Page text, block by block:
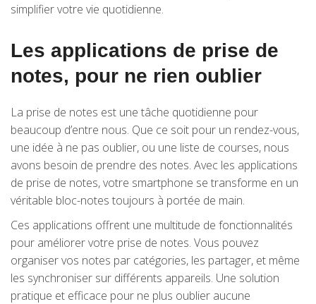
simplifier votre vie quotidienne.
Les applications de prise de
notes, pour ne rien oublier
La prise de notes est une tâche quotidienne pour
beaucoup d’entre nous. Que ce soit pour un rendez-vous,
une idée à ne pas oublier, ou une liste de courses, nous
avons besoin de prendre des notes. Avec les applications
de prise de notes, votre smartphone se transforme en un
véritable bloc-notes toujours à portée de main.
Ces applications offrent une multitude de fonctionnalités
pour améliorer votre prise de notes. Vous pouvez
organiser vos notes par catégories, les partager, et même
les synchroniser sur différents appareils. Une solution
pratique et efficace pour ne plus oublier aucune